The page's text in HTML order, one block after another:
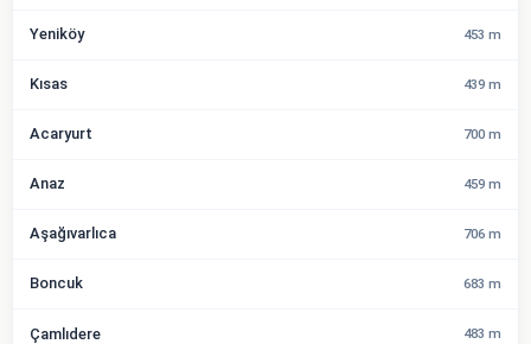
Yeniköy 453 m
Kısas 439 m
Acaryurt 700 m
Anaz 459 m
Aşağıvarlıca 706 m
Boncuk 683 m
Çamlıdere 483 m